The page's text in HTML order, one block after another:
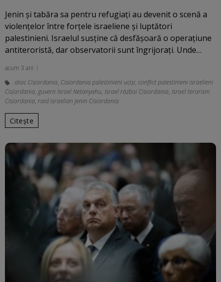
Jenin şi tabăra sa pentru refugiaţi au devenit o scenă a
violenţelor între forţele israeliene şi luptători
palestinieni. Israelul susţine că desfăşoară o operaţiune
antiteroristă, dar observatorii sunt îngrijoraţi. Unde…
acum 3 ani
atac Cisiordania, Cisiordania palestinieni ucişi, conflict palestinieni israelieni
Cisiordania, guvern Israel Netanyahu, Israel război Cisiordania, Israel terorism
Cisiordania, raid israelian Jenin Cisiordania
Citește